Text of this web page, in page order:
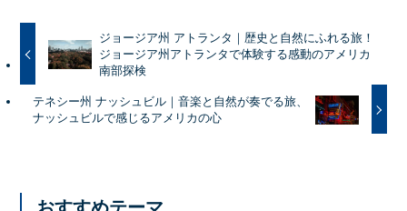
ジョージア州 アトランタ｜歴史と自然にふれる旅！
ジョージア州アトランタで体験する感動のアメリカ
南部探検
テネシー州 ナッシュビル｜音楽と自然が奏でる旅、
ナッシュビルで感じるアメリカの心